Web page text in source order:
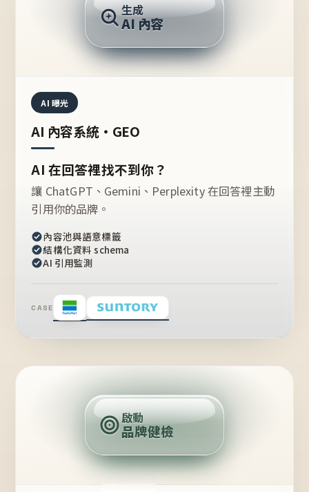
推薦的台灣品牌？
生成
AI 內容
AI 曝光
AI 內容系統・GEO
AI 在回答裡找不到你？
讓 ChatGPT、Gemini、Perplexity 在回答裡主動
引用你的品牌。
內容池與語意標籤
結構化資料 schema
AI 引用監測
CASE
定
位
點
啟動
品牌健檢